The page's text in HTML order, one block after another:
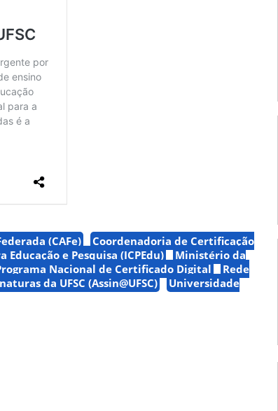
(CAFe)
Coordenadoria de Certificação
e Pesquisa (ICPEdu)
Ministério da
Nacional de Certificado Digital
Rede
da UFSC (Assin@UFSC)
Universidade